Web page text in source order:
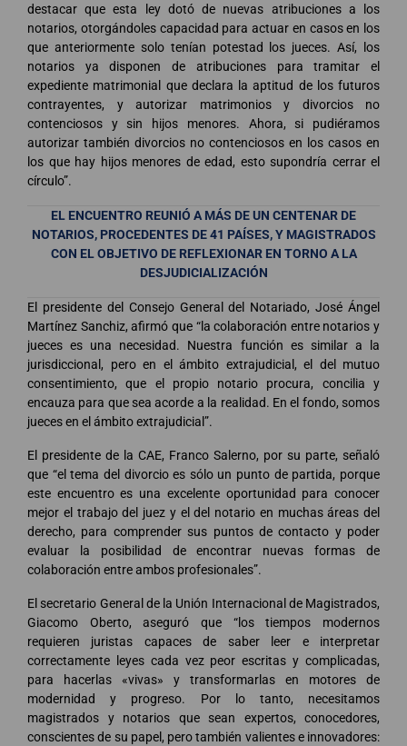
destacar que esta ley dotó de nuevas atribuciones a los
notarios, otorgándoles capacidad para actuar en casos en los
que anteriormente solo tenían potestad los jueces. Así, los
notarios ya disponen de atribuciones para tramitar el
expediente matrimonial que declara la aptitud de los futuros
contrayentes, y autorizar matrimonios y divorcios no
contenciosos y sin hijos menores. Ahora, si pudiéramos
autorizar también divorcios no contenciosos en los casos en
los que hay hijos menores de edad, esto supondría cerrar el
círculo”.
EL ENCUENTRO REUNIÓ A MÁS DE UN CENTENAR DE
NOTARIOS, PROCEDENTES DE 41 PAÍSES, Y MAGISTRADOS
CON EL OBJETIVO DE REFLEXIONAR EN TORNO A LA
DESJUDICIALIZACIÓN
El presidente del Consejo General del Notariado, José Ángel
Martínez Sanchiz, afirmó que “la colaboración entre notarios y
jueces es una necesidad. Nuestra función es similar a la
jurisdiccional, pero en el ámbito extrajudicial, el del mutuo
consentimiento, que el propio notario procura, concilia y
encauza para que sea acorde a la realidad. En el fondo, somos
jueces en el ámbito extrajudicial”.
El presidente de la CAE, Franco Salerno, por su parte, señaló
que “el tema del divorcio es sólo un punto de partida, porque
este encuentro es una excelente oportunidad para conocer
mejor el trabajo del juez y el del notario en muchas áreas del
derecho, para comprender sus puntos de contacto y poder
evaluar la posibilidad de encontrar nuevas formas de
colaboración entre ambos profesionales”.
El secretario General de la Unión Internacional de Magistrados,
Giacomo Oberto, aseguró que “los tiempos modernos
requieren juristas capaces de saber leer e interpretar
correctamente leyes cada vez peor escritas y complicadas,
para hacerlas «vivas» y transformarlas en motores de
modernidad y progreso. Por lo tanto, necesitamos
magistrados y notarios que sean expertos, conocedores,
conscientes de su papel, pero también valientes e innovadores: